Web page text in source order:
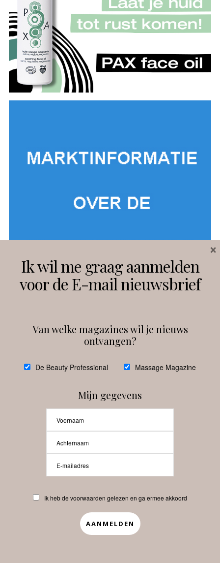
Interessant?
NIEUWE RUBRIEK: Hoe houd jij
werk en privé in balans?
Waarom huidveroudering al
een andere go-to
Ik wil me graag aanmelden
voor de E-mail nieuwsbrief
Van welke magazines wil je nieuws
ontvangen?
De Beauty Professional Massage Magazine
Mijn gegevens
Ik heb de voorwaarden gelezen en ga ermee akkoord
×